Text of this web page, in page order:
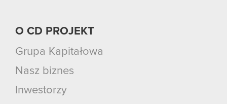
O CD PROJEKT
Grupa Kapitałowa
Nasz biznes
Inwestorzy